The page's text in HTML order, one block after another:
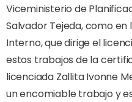
Viceministerio de
Salvador Tejeda, como
Interno, que dirige el
estos trabajos de la
licenciada Zallita Ivonne
un encomiable trabajo y